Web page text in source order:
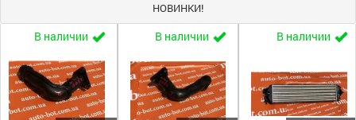
НОВИНКИ!
В наличии В наличии В наличии